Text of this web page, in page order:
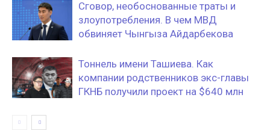
Сговор, необоснованные траты и
злоупотребления. В чем МВД
обвиняет Чынгыза Айдарбекова
Тоннель имени Ташиева. Как
компании родственников экс-главы
ГКНБ получили проект на $640 млн